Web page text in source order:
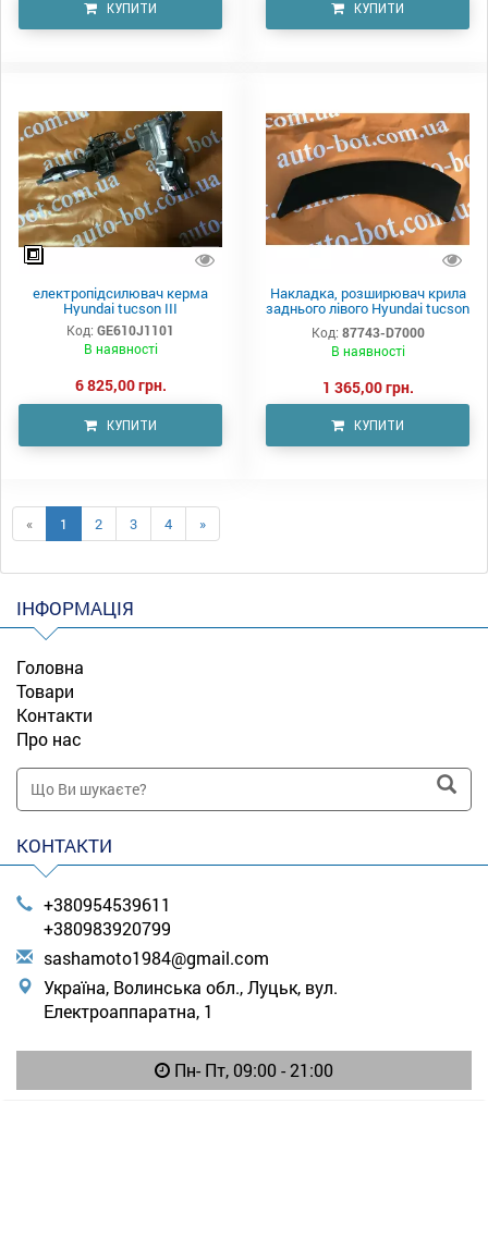
КУПИТИ КУПИТИ
електропідсилювач керма
Hyundai tucson III
Код: GE610J1101
В наявності
6 825,00 грн.
КУПИТИ
Накладка, розширювач крила
заднього лівого Hyundai tucson
III
Код: 87743-D7000
В наявності
1 365,00 грн.
КУПИТИ
« 1 2 3 4 »
ІНФОРМАЦІЯ
Головна
Товари
Контакти
Про нас
КОНТАКТИ
+380954539611
+380983920799
sashamoto1984@gmail.com
Україна, Волинська обл., Луцьк, вул.
Електроаппаратна, 1
Пн- Пт, 09:00 - 21:00